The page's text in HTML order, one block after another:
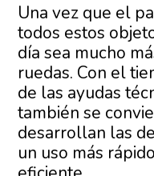
Una vez que el
todos estos
día sea mucho
ruedas. Con el
de las ayudas
también se
desarrollan las
un uso más